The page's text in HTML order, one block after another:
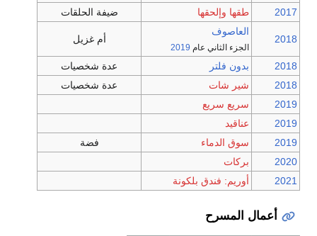
2017
طقها وإلحقها ضيفة الحلقات
2018
العاصوف
الجزء الثاني عام 2019
أم غزيل
2018 بدون فلتر
عدة شخصيات
2018
شير شات
عدة شخصيات
2019
سريع سريع
2019
عناقيد
2019
سوق الدماء
فضة
2020
بركات
2021
أوريم: فندق بلكونة
أعمال المسرح